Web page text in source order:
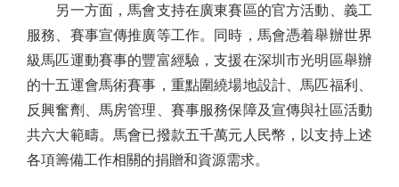
另一方面，馬會支持在廣東賽區的官方活動、義工
服務、賽事宣傳推廣等工作。同時，馬會憑着舉辦世界
級馬匹運動賽事的豐富經驗，支援在深圳市光明區舉辦
的十五運會馬術賽事，重點圍繞場地設計、馬匹福利、
反興奮劑、馬房管理、賽事服務保障及宣傳與社區活動
共六大範疇。馬會已撥款五千萬元人民幣，以支持上述
各項籌備工作相關的捐贈和資源需求。